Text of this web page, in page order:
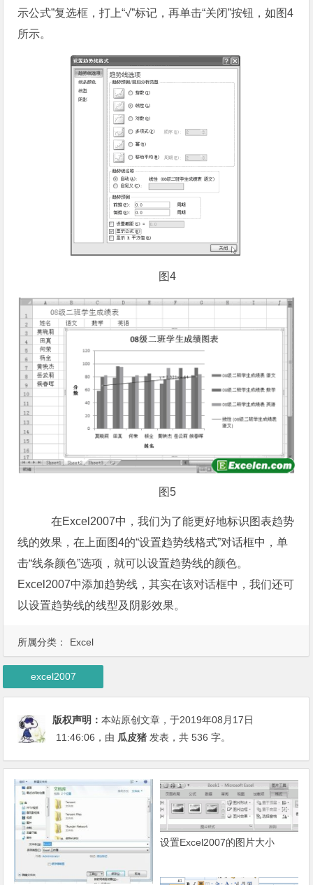
示公式”复选框，打上“√”标记，再单击“关闭”按钮，如图4
所示。
图4
图5
在Excel2007中，我们为了能更好地标识图表趋势
线的效果，在上面图4的“设置趋势线格式”对话框中，单
击“线条颜色”选项，就可以设置趋势线的颜色。
Excel2007中添加趋势线，其实在该对话框中，我们还可
以设置趋势线的线型及阴影效果。
所属分类： Excel
excel2007
版权声明：本站原创文章，于2019年08月17日
11:46:06 ，由 瓜皮猪 发表，共 536 字。
设置Excel2007的图片大小